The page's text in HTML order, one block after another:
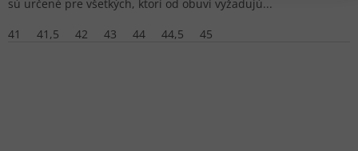
sú určené pre všetkých, ktorí od obuvi vyžadujú...
41
41,5 42 43 44 44,5 45